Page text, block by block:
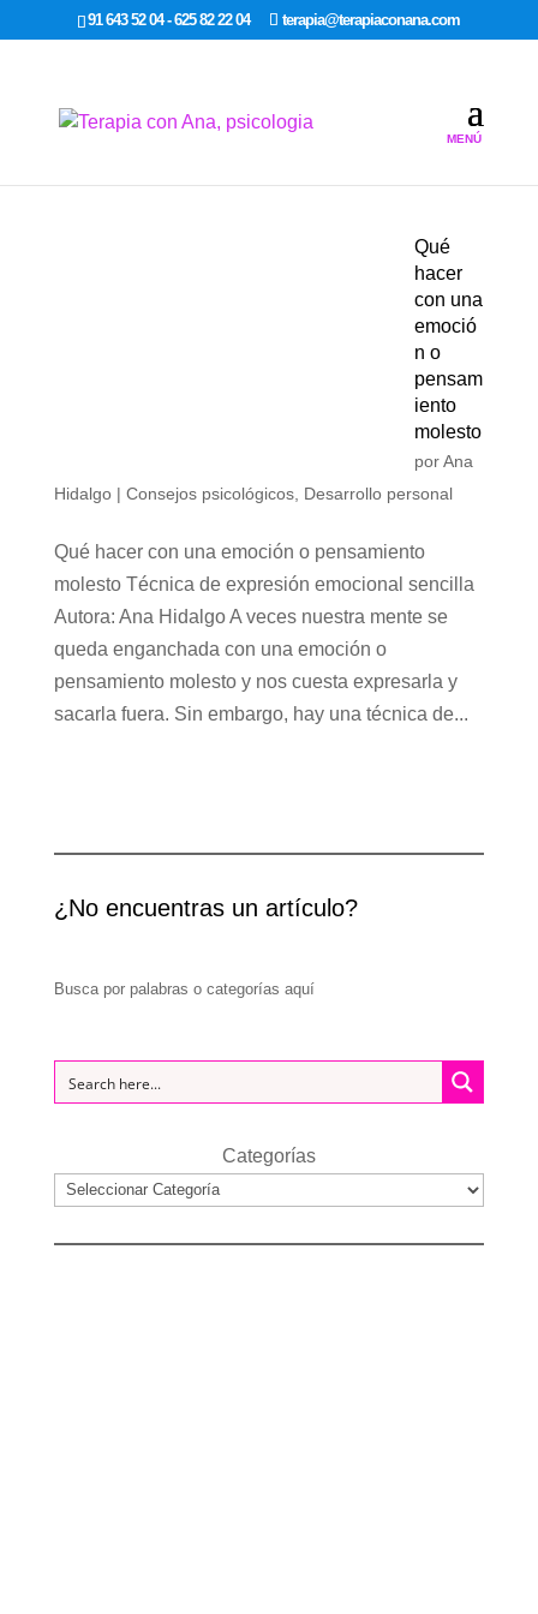
google-site-verification: google7dcda757e565a307.html
91 643 52 04 - 625 82 22 04 terapia@terapiaconana.com
Qué
hacer
con una
emoció
n o
pensam
iento
molesto
porAna
Hidalgo| Consejos psicológicos, Desarrollo personal
Qué hacer con una emoción o pensamiento
molesto Técnica de expresión emocional sencilla
Autora: Ana Hidalgo A veces nuestra mente se
queda enganchada con una emoción o
pensamiento molesto y nos cuesta expresarla y
sacarla fuera. Sin embargo, hay una técnica de...
¿No encuentras un artículo?
Busca por palabras o categorías aquí
Categorías